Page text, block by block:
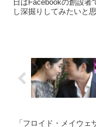
日はFacebookの創設者
し深掘りしてみたいと
「フロイド・メイウェ